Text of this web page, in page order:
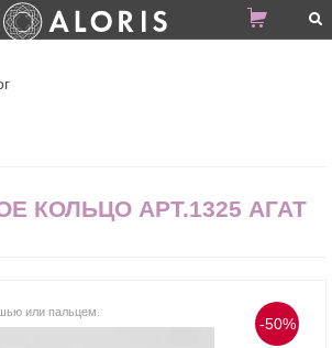
КОЛЬЦО АРТ.1325 АГАТ
-50%
или пальцем.